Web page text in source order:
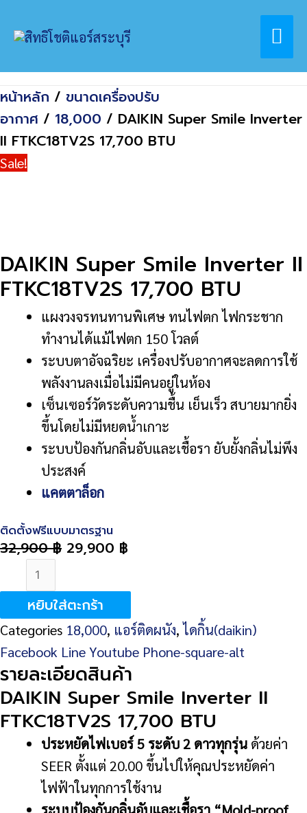
Home
สินค้า
DAIKIN Super Smile Inverter II
หน้าหลัก / ขนาดเครื่องปรับ
อากาศ / 18,000 / DAIKIN Super Smile Inverter
II FTKC18TV2S 17,700 BTU
Sale!
DAIKIN Super Smile Inverter II
FTKC18TV2S 17,700 BTU
แผงวงจรทนทานพิเศษ ทนไฟตก ไฟกระชาก
ทำงานได้แม้ไฟตก 150 โวลต์
ระบบตาอัจฉริยะ เครื่องปรับอากาศจะลดการใช้
พลังงานลงเมื่อไม่มีคนอยู่ในห้อง
เซ็นเซอร์วัดระดับความชื้น เย็นเร็ว สบายมากยิ่ง
ขึ้นโดยไม่มีหยดน้ำเกาะ
ระบบป้องกันกลิ่นอับและเชื้อรา ยับยั้งกลิ่นไม่พึง
ประสงค์
แคตตาล็อก
ติดตั้งฟรีแบบมาตรฐาน
32,900฿ 29,900 ฿
จำนวน
DAIKIN
Super
Smile
Inverter
II
FTKC18TV2S
17,700
หยิบใส่ตะกร้า
Categories 18,000, แอร์ติดผนัง,ไดกิ้น(daikin)
Facebook LineYoutube Phone-square-alt
รายละเอียดสินค้า
DAIKIN Super Smile Inverter II
FTKC18TV2S 17,700 BTU
ประหยัดไฟเบอร์ 5 ระดับ 2 ดาวทุกรุ่น ด้วยค่า
SEER ตั้งแต่ 20.00 ขึ้นไปให้คุณประหยัดค่า
ไฟฟ้าในทุกการใช้งาน
ระบบป้องกันกลิ่นอับและเชื้อรา “Mold-proof